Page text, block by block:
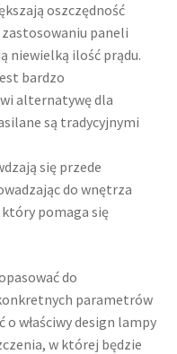
oszczędność
paneli
niewielką ilość prądu.
bardzo
alternatywę dla
są tradycyjnymi
się przede
do wnętrza
pomaga się
do
parametrów
właściwy design lampy
w której będzie